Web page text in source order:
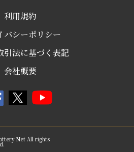
利用規約
バシーポリシー
引法に基づく表記
会社概要
Net All rights